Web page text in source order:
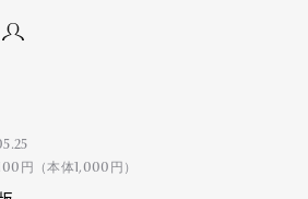
円（本体1,000円）